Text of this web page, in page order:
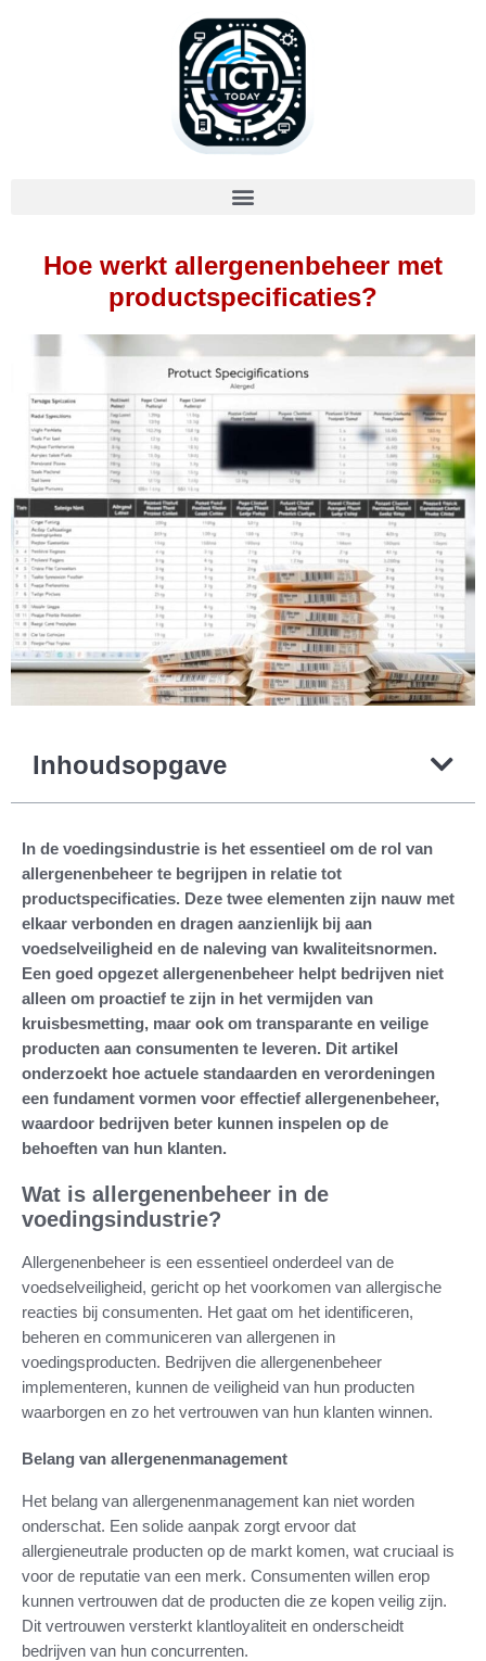
Hoe werkt allergenenbeheer met
productspecificaties?
Inhoudsopgave
In de voedingsindustrie is het essentieel om de rol van
allergenenbeheer te begrijpen in relatie tot
productspecificaties. Deze twee elementen zijn nauw met
elkaar verbonden en dragen aanzienlijk bij aan
voedselveiligheid en de naleving van kwaliteitsnormen.
Een goed opgezet allergenenbeheer helpt bedrijven niet
alleen om proactief te zijn in het vermijden van
kruisbesmetting, maar ook om transparante en veilige
producten aan consumenten te leveren. Dit artikel
onderzoekt hoe actuele standaarden en verordeningen
een fundament vormen voor effectief allergenenbeheer,
waardoor bedrijven beter kunnen inspelen op de
behoeften van hun klanten.
Wat is allergenenbeheer in de
voedingsindustrie?
Allergenenbeheer is een essentieel onderdeel van de
voedselveiligheid, gericht op het voorkomen van allergische
reacties bij consumenten. Het gaat om het identificeren,
beheren en communiceren van allergenen in
voedingsproducten. Bedrijven die allergenenbeheer
implementeren, kunnen de veiligheid van hun producten
waarborgen en zo het vertrouwen van hun klanten winnen.
Belang van allergenenmanagement
Het belang van allergenenmanagement kan niet worden
onderschat. Een solide aanpak zorgt ervoor dat
allergieneutrale producten op de markt komen, wat cruciaal is
voor de reputatie van een merk. Consumenten willen erop
kunnen vertrouwen dat de producten die ze kopen veilig zijn.
Dit vertrouwen versterkt klantloyaliteit en onderscheidt
bedrijven van hun concurrenten.